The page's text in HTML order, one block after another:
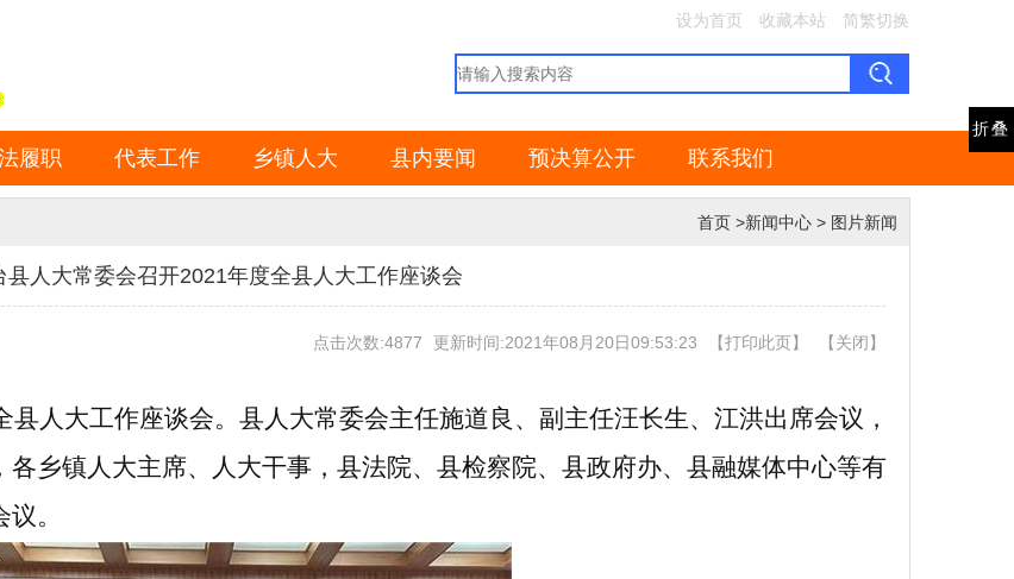
折叠
设为首页 收藏本站 简繁切换
履职 代表工作 乡镇人大 县内要闻 预决算公开 联系我们
首页 >新闻中心 > 图片新闻
县人大常委会召开2021年度全县人大工作座谈会
点击次数:4877 更新时间:2021年08月20日09:53:23 【打印此页】 【关闭】
县人大工作座谈会。县人大常委会主任施道良、副主任汪长生、江洪出席会议，
乡镇人大主席、人大干事， 县法院、县检察院、县政府办、县融媒体中心等有
。